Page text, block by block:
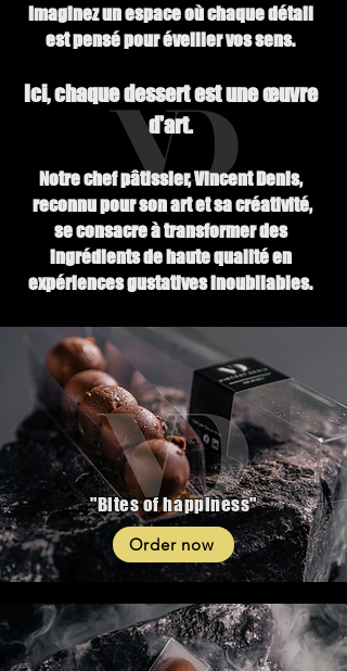
Imaginez un espace où chaque détail
est pensé pour éveiller vos sens.
Ici, chaque dessert est une œuvre
d'art.
Notre chef pâtissier, Vincent Denis,
reconnu pour son art et sa créativité,
se consacre à transformer des
ingrédients de haute qualité en
expériences gustatives inoubliables.
"Bites of happiness"
Order now